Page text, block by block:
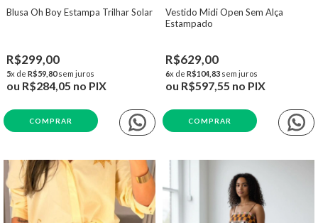
Blusa Oh Boy Estampa Trilhar Solar
R$299,00
5x de R$59,80sem juros
ou R$284,05 no PIX
COMPRAR
Vestido Midi Open Sem Alça
Estampado
R$629,00
6x de R$104,83 sem juros
ou R$597,55 no PIX
COMPRAR